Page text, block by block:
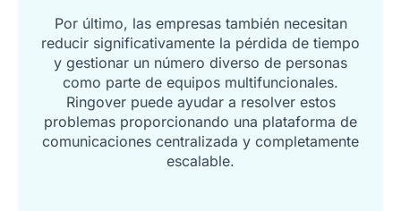
Por último, las empresas también necesitan
reducir significativamente la pérdida de tiempo
y gestionar un número diverso de personas
como parte de equipos multifuncionales.
Ringover puede ayudar a resolver estos
problemas proporcionando una plataforma de
comunicaciones centralizada y completamente
escalable.